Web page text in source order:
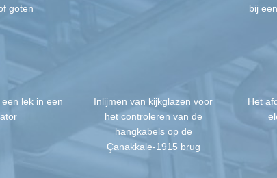
goten
bij
lek in een
Inlijmen van kijkglazen voor
het controleren van de
hangkabels op de
Çanakkale-1915 brug
Het